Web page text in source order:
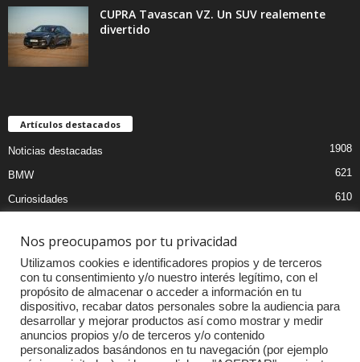
CUPRA Tavascan VZ. Un SUV realemente
divertido
Artículos destacados
Noticias destacadas 1908
BMW 621
Curiosidades 610
Audi
MOTOS
Competiciones
Mercedes
Nos preocupamos por tu privacidad
Utilizamos cookies e identificadores propios y de terceros
con tu consentimiento y/o nuestro interés legítimo, con el
propósito de almacenar o acceder a información en tu
dispositivo, recabar datos personales sobre la audiencia para
desarrollar y mejorar productos así como mostrar y medir
anuncios propios y/o de terceros y/o contenido
personalizados basándonos en tu navegación (por ejemplo